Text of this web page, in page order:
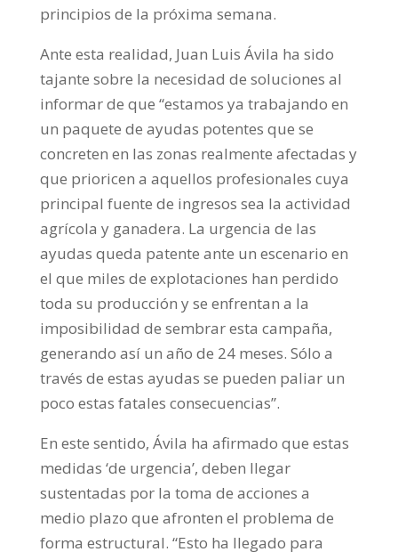
principios de la próxima semana.
Ante esta realidad, Juan Luis Ávila ha sido
tajante sobre la necesidad de soluciones al
informar de que “estamos ya trabajando en
un paquete de ayudas potentes que se
concreten en las zonas realmente afectadas y
que prioricen a aquellos profesionales cuya
principal fuente de ingresos sea la actividad
agrícola y ganadera. La urgencia de las
ayudas queda patente ante un escenario en
el que miles de explotaciones han perdido
toda su producción y se enfrentan a la
imposibilidad de sembrar esta campaña,
generando así un año de 24 meses. Sólo a
través de estas ayudas se pueden paliar un
poco estas fatales consecuencias”.
En este sentido, Ávila ha afirmado que estas
medidas ‘de urgencia’, deben llegar
sustentadas por la toma de acciones a
medio plazo que afronten el problema de
forma estructural. “Esto ha llegado para